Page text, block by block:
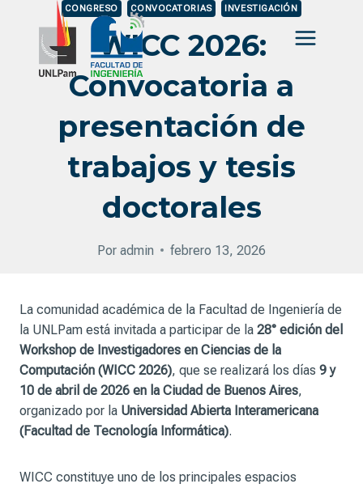
contenido
CONGRESO CONVOCATORIAS INVESTIGACIÓN
WICC 2026:
Convocatoria a
presentación de
trabajos y tesis
doctorales
Por admin febrero 13, 2026
La comunidad académica de la Facultad de Ingeniería de
la UNLPam está invitada a participar de la 28° edición del
Workshop de Investigadores en Ciencias de la
Computación (WICC 2026), que se realizará los días 9 y
10 de abril de 2026 en la Ciudad de Buenos Aires,
organizado por la Universidad Abierta Interamericana
(Facultad de Tecnología Informática).
WICC constituye uno de los principales espacios